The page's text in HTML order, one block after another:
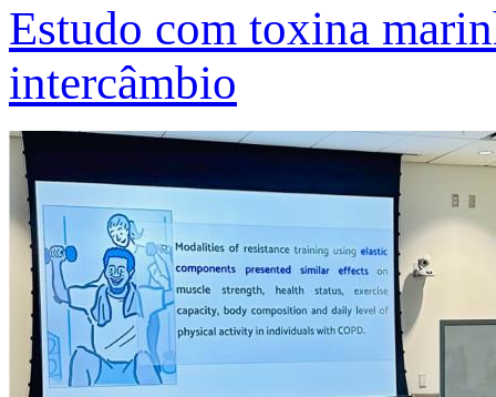
Estudo com toxina
intercâmbio